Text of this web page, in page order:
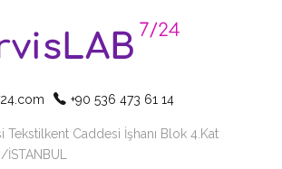
+90 536 473 61 14
Tekstilkent Caddesi İşhanı Blok 4.Kat